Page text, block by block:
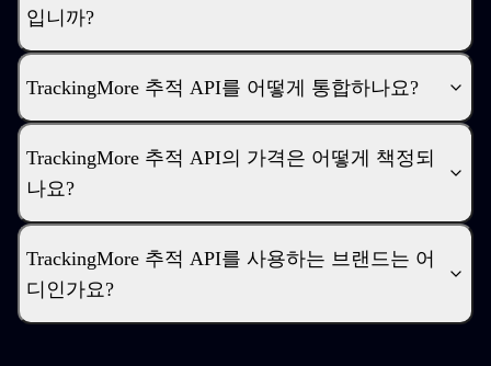
입니까?
TrackingMore 추적 API를 어떻게 통합하나요?
TrackingMore 추적 API의 가격은 어떻게 책정되
나요?
TrackingMore 추적 API를 사용하는 브랜드는 어
디인가요?